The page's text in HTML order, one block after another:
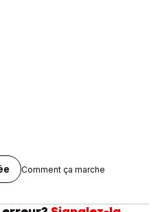
Comment ça marche